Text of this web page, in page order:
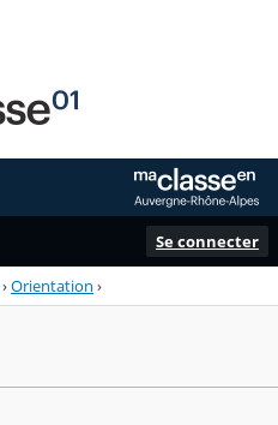
Se connecter
›Orientation ›